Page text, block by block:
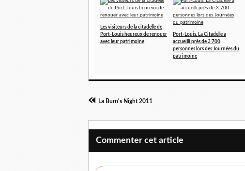
Les visiteurs de la citadelle de
Port-Louis heureux de renouer
avec leur patrimoine
Port-Louis. La Citadelle a
accueilli près de 3 700
personnes lors des Journées du
patrimoine
La Burn's Night 2011
Commenter cet article